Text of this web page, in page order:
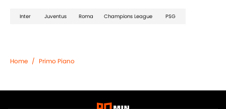
Inter Juventus Roma Champions League PSG
Home / Primo Piano